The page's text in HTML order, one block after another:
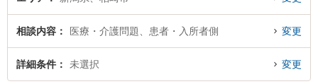
相談内容 医療・介護問題、患者・入所者側 変更
詳細条件 未選択 変更